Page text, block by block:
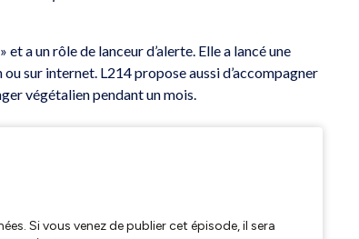
a un rôle de lanceur d’alerte. Elle a lancé une
sur internet. L214 propose aussi d’accompagner
végétalien pendant un mois.